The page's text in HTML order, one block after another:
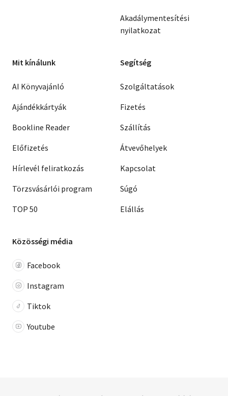
Akadálymentesítési
nyilatkozat
Mit kínálunk
AI Könyvajánló
Ajándékkártyák
Bookline Reader
Előfizetés
Hírlevél feliratkozás
Törzsvásárlói program
TOP 50
Segítség
Szolgáltatások
Fizetés
Szállítás
Átvevőhelyek
Kapcsolat
Súgó
Elállás
Közösségi média
Facebook
Instagram
Tiktok
Youtube